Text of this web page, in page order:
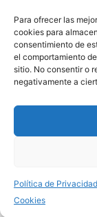
Para ofrecer las
cookies para
consentimiento de
el comportamiento
sitio. No consentir o
negativamente a
Política de
Cookies